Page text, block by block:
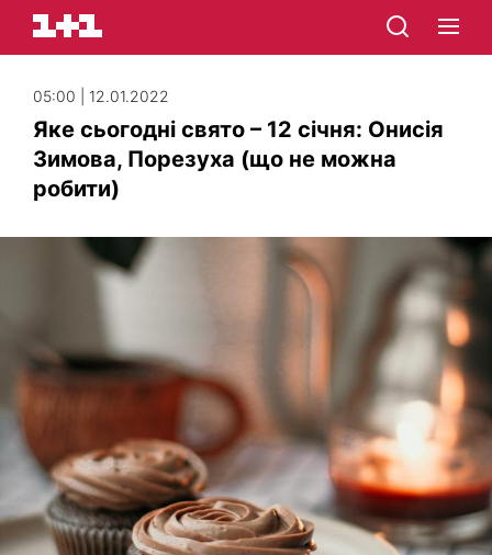
05:00 | 12.01.2022
Яке сьогодні свято – 12 січня: Онисія
Зимова, Порезуха (що не можна
робити)